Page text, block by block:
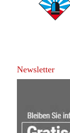
Newsletter